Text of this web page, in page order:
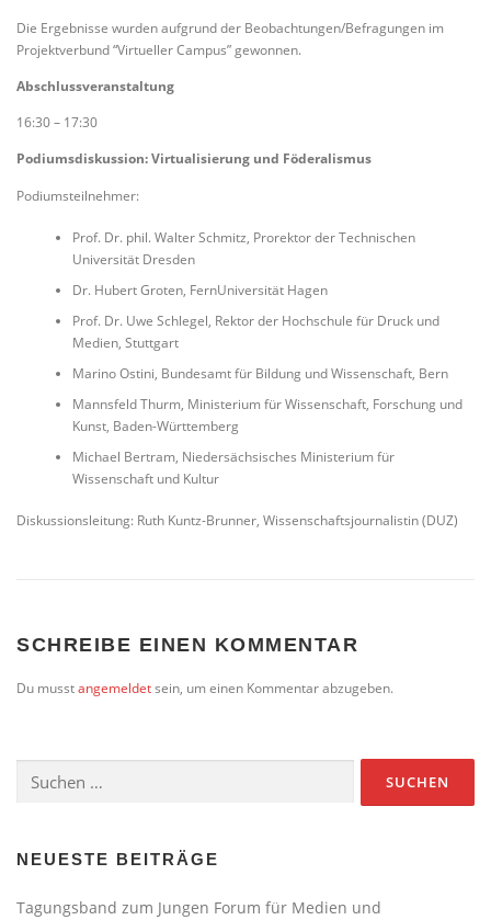
Die Ergebnisse wurden aufgrund der Beobachtungen/Befragungen im
Projektverbund “Virtueller Campus” gewonnen.
Abschlussveranstaltung
16:30 – 17:30
Podiumsdiskussion: Virtualisierung und Föderalismus
Podiumsteilnehmer:
Prof. Dr. phil. Walter Schmitz, Prorektor der Technischen
Universität Dresden
Dr. Hubert Groten, FernUniversität Hagen
Prof. Dr. Uwe Schlegel, Rektor der Hochschule für Druck und
Medien, Stuttgart
Marino Ostini, Bundesamt für Bildung und Wissenschaft, Bern
Mannsfeld Thurm, Ministerium für Wissenschaft, Forschung und
Kunst, Baden-Württemberg
Michael Bertram, Niedersächsisches Ministerium für
Wissenschaft und Kultur
Diskussionsleitung: Ruth Kuntz-Brunner, Wissenschaftsjournalistin (DUZ)
SCHREIBE EINEN KOMMENTAR
Du musstangemeldetsein, um einen Kommentar abzugeben.
nach:
NEUESTE BEITRÄGE
Tagungsband zum Jungen Forum für Medien und